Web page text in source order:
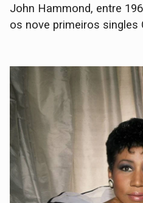
John Hammond, entre
os nove primeiros singles